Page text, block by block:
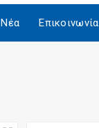
Νέα Επικοινωνία